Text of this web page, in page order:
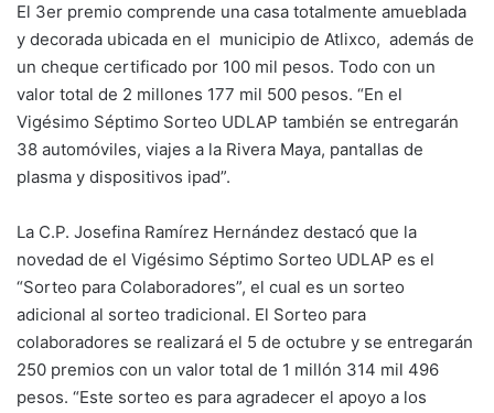
El 3er premio comprende una casa totalmente amueblada
y decorada ubicada en el municipio de Atlixco, además de
un cheque certificado por 100 mil pesos. Todo con un
valor total de 2 millones 177 mil 500 pesos. “En el
Vigésimo Séptimo Sorteo UDLAP también se entregarán
38 automóviles, viajes a la Rivera Maya, pantallas de
plasma y dispositivos ipad”.
La C.P. Josefina Ramírez Hernández destacó que la
novedad de el Vigésimo Séptimo Sorteo UDLAP es el
“Sorteo para Colaboradores”, el cual es un sorteo
adicional al sorteo tradicional. El Sorteo para
colaboradores se realizará el 5 de octubre y se entregarán
250 premios con un valor total de 1 millón 314 mil 496
pesos. “Este sorteo es para agradecer el apoyo a los